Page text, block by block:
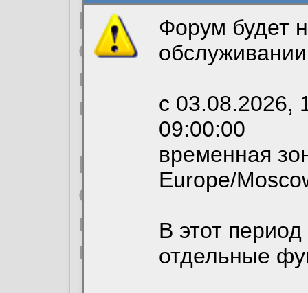
Форум будет
с 03.08.2026,
09:00:00
временная
Europe/
В этот
отдельные
Продолжая
согласие на
необходимых для
вы можете
По
ознакомиться с
пользовательским